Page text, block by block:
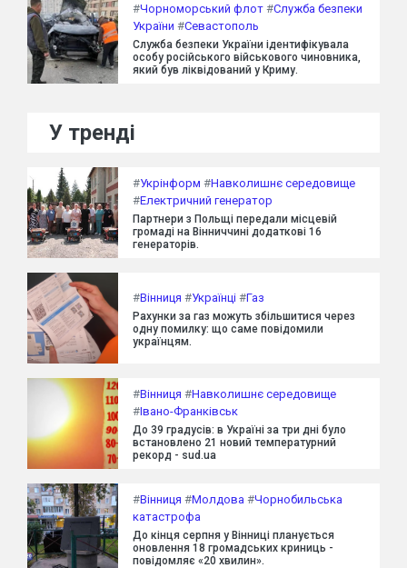
#Чорноморський флот #Служба безпеки
України #Севастополь
Служба безпеки України ідентифікувала
особу російського військового чиновника,
який був ліквідований у Криму.
У тренді
#Укрінформ #Навколишнє середовище
#Електричний генератор
Партнери з Польщі передали місцевій
громаді на Вінниччині додаткові 16
генераторів.
#Вінниця #Українці #Газ
Рахунки за газ можуть збільшитися через
одну помилку: що саме повідомили
українцям.
#Вінниця #Навколишнє середовище
#Івано-Франківськ
До 39 градусів: в Україні за три дні було
встановлено 21 новий температурний
рекорд - sud.ua
#Вінниця #Молдова #Чорнобильська
катастрофа
До кінця серпня у Вінниці планується
оновлення 18 громадських криниць -
повідомляє «20 хвилин».